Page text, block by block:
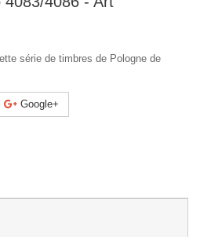
série de timbres de Pologne de
Google+